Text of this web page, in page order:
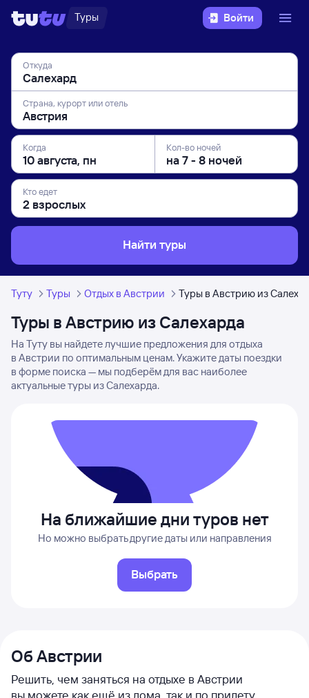
Туры Войти
Откуда
Страна, курорт или отель
Когда Кол-во ночей
Кто едет
Найти туры
Туту Туры Отдых в Австрии Туры в Австрию из
Туры в Австрию из Салехарда
На Туту вы найдете лучшие предложения для отдыха
в Австрии по оптимальным ценам. Укажите даты поездки
в форме поиска — мы подберём для вас наиболее
актуальные туры из Салехарда.
На ближайшие дни туров нет
Но можно выбрать другие даты или направления
Выбрать
Об Австрии
Решить, чем заняться на отдыхе в Австрии
вы можете как ещё из дома, так и по прилету.